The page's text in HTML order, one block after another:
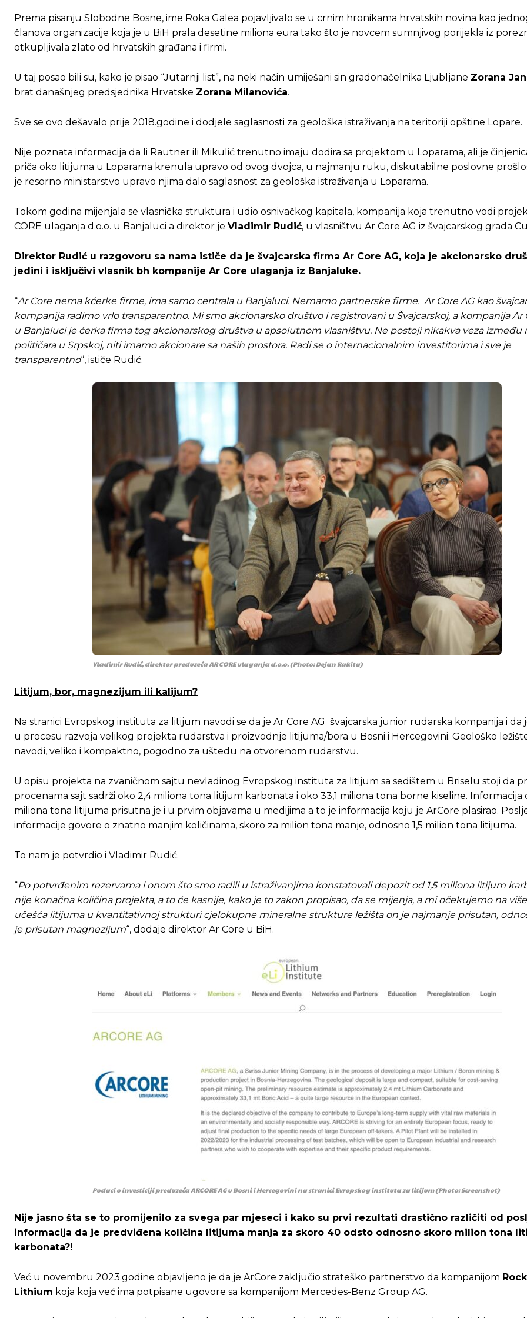
Pusti priču da živi!
Ovim putem želimo da vam se zahvalimo što ste odlučili da pustite Vašu priču da živi, Redakcija
[wpuf_form id=”7463”]
Pusti priču da živi!
Ovim putem želimo da vam se zahvalimo što ste odlučili da pustite Vašu priču da živi, Redakcija
[wpuf_form id=”7463”]
Prema pisanju Slobodne Bosne, ime Roka Galea pojavljivalo se u crnim hronikama hrvatskih novina kao
članova organizacije koja je u BiH prala desetine miliona eura tako što je novcem sumnjivog porijekla iz
otkupljivala zlato od hrvatskih građana i firmi.
U taj posao bili su, kako je pisao “Jutarnji list”, na neki način umiješani sin gradonačelnika Ljubljane Zorana
brat današnjeg predsjednika Hrvatske Zorana Milanovića.
Sve se ovo dešavalo prije 2018.godine i dodjele saglasnosti za geološka istraživanja na teritoriji opštine Lopare.
Nije poznata informacija da li Rautner ili Mikulić trenutno imaju dodira sa projektom u Loparama, ali je
priča oko litijuma u Loparama krenula upravo od ovog dvojca, u najmanju ruku, diskutabilne poslovne
je resorno ministarstvo upravo njima dalo saglasnost za geološka istraživanja u Loparama.
Tokom godina mijenjala se vlasnička struktura i udio osnivačkog kapitala, kompanija koja trenutno vodi
CORE ulaganja d.o.o. u Banjaluci a direktor je Vladimir Rudić, u vlasništvu Ar Core AG iz švajcarskog grada
Direktor Rudić u razgovoru sa nama ističe da je švajcarska firma Ar Core AG, koja je akcionarsko
jedini i isključivi vlasnik bh kompanije Ar Core ulaganja iz Banjaluke.
“Ar Core nema kćerke firme, ima samo centrala u Banjaluci. Nemamo partnerske firme. Ar Core AG kao
kompanija radimo vrlo transparentno. Mi smo akcionarsko društvo i registrovani u Švajcarskoj, a kompanija Ar
u Banjaluci je ćerka firma tog akcionarskog društva u apsolutnom vlasništvu. Ne postoji nikakva veza između
političara u Srpskoj, niti imamo akcionare sa naših prostora. Radi se o internacionalnim investitorima i sve je
transparentno“, ističe Rudić.
Vladimir Rudić, direktor preduzeća AR CORE ulaganja d.o.o. (Photo: Dejan Rakita)
Litijum, bor, magnezijum ili kalijum?
Na stranici Evropskog instituta za litijum navodi se da je Ar Core AG švajcarska junior rudarska kompanija i
u procesu razvoja velikog projekta rudarstva i proizvodnje litijuma/bora u Bosni i Hercegovini. Geološko
navodi, veliko i kompaktno, pogodno za uštedu na otvorenom rudarstvu.
U opisu projekta na zvaničnom sajtu nevladinog Evropskog instituta za litijum sa sedištem u Briselu stoji da
procenama sajt sadrži oko 2,4 miliona tona litijum karbonata i oko 33,1 miliona tona borne kiseline. Informacija
miliona tona litijuma prisutna je i u prvim objavama u medijima a to je informacija koju je ArCore plasirao.
informacije govore o znatno manjim količinama, skoro za milion tona manje, odnosno 1,5 milion tona litijuma.
To nam je potvrdio i Vladimir Rudić.
“Po potvrđenim rezervama i onom što smo radili u istraživanjima konstatovali depozit od 1,5 miliona litijum
nije konačna količina projekta, a to će kasnije, kako je to zakon propisao, da se mijenja, a mi očekujemo na
učešća litijuma u kvantitativnoj strukturi cjelokupne mineralne strukture ležišta on je najmanje prisutan,
je prisutan magnezijum“, dodaje direktor Ar Core u BiH.
Podaci o investiciji preduzeća ARCORE AG u Bosni i Hercegovini na stranici Evropskog instituta za litijum (Photo: Screenshot)
Nije jasno šta se to promijenilo za svega par mjeseci i kako su prvi rezultati drastično različiti od
informacija da je predviđena količina litijuma manja za skoro 40 odsto odnosno skoro milion tona
karbonata?!
Već u novembru 2023.godine objavljeno je da je ArCore zaključio strateško partnerstvo da kompanijom
Lithium koja koja već ima potpisane ugovore sa kompanijom Mercedes-Benz Group AG.